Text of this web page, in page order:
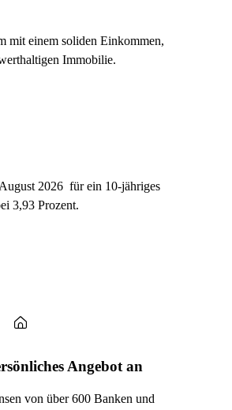
mit einem soliden Einkommen,
Immobilie.
2026 für ein 10-jähriges
3,93 Prozent.
Angebot an
von über 600 Banken und